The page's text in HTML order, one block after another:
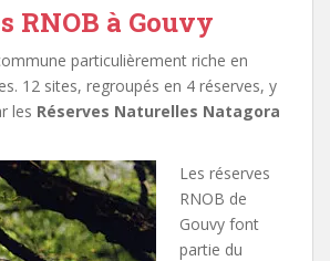
RNOB à Gouvy
particulièrement riche en
12 sites, regroupés en 4 réserves, y
les Réserves Naturelles Natagora
Les réserves
RNOB de
Gouvy font
partie du